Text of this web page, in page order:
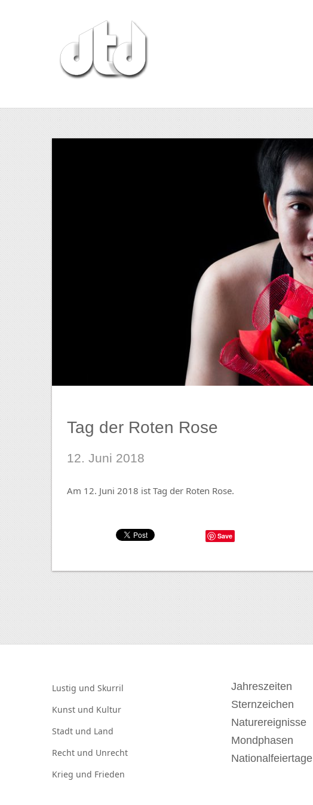
Tag der Roten Rose
12. Juni 2018
Am 12. Juni 2018 ist Tag der Roten Rose.
Save
Lustig und Skurril
Kunst und Kultur
Stadt und Land
Recht und Unrecht
Krieg und Frieden
Jahreszeiten
Sternzeichen
Naturereignisse
Mondphasen
Nationalfeiertage